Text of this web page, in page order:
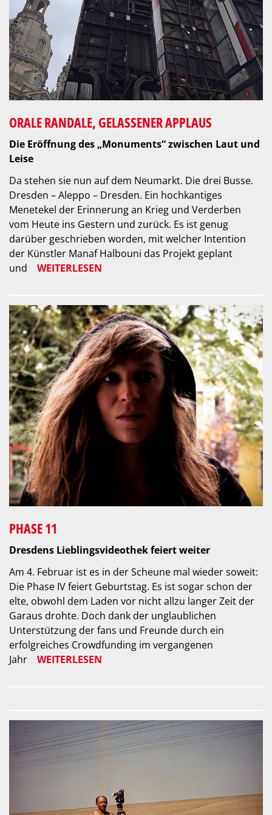
ORALE RANDALE, GELASSENER APPLAUS
Die Eröffnung des „Monuments“ zwischen Laut und
Leise
Da stehen sie nun auf dem Neumarkt. Die drei Busse.
Dresden – Aleppo – Dresden. Ein hochkantiges
Menetekel der Erinnerung an Krieg und Verderben
vom Heute ins Gestern und zurück. Es ist genug
darüber geschrieben worden, mit welcher Intention
der Künstler Manaf Halbouni das Projekt geplant
und
WEITERLESEN
PHASE 11
Dresdens Lieblingsvideothek feiert weiter
Am 4. Februar ist es in der Scheune mal wieder soweit:
Die Phase IV feiert Geburtstag. Es ist sogar schon der
elte, obwohl dem Laden vor nicht allzu langer Zeit der
Garaus drohte. Doch dank der unglaublichen
Unterstützung der fans und Freunde durch ein
erfolgreiches Crowdfunding im vergangenen
Jahr
WEITERLESEN